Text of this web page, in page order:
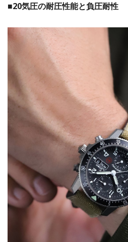
■20気圧の耐圧性能と負圧耐性